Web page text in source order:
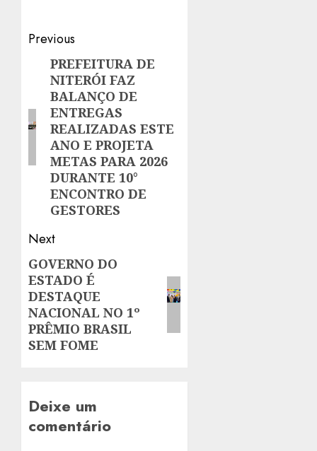
Post
navigation
Previous
Previous
post:
PREFEITURA DE
NITERÓI FAZ
BALANÇO DE
ENTREGAS
REALIZADAS ESTE
ANO E PROJETA
METAS PARA 2026
DURANTE 10°
ENCONTRO DE
GESTORES
Next
Next
post:
GOVERNO DO
ESTADO É
DESTAQUE
NACIONAL NO 1º
PRÊMIO BRASIL
SEM FOME
Deixe um
comentário